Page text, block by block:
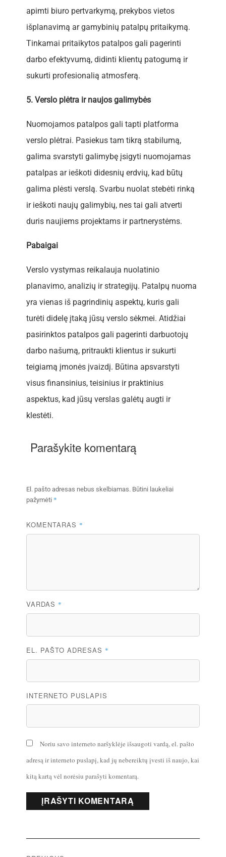
apimti biuro pertvarkymą, prekybos vietos
išplanavimą ar gamybinių patalpų pritaikymą.
Tinkamai pritaikytos patalpos gali pagerinti
darbo efektyvumą, didinti klientų patogumą ir
sukurti profesionalią atmosferą.
5. Verslo plėtra ir naujos galimybės
Nuomojamos patalpos gali tapti platforma
verslo plėtrai. Pasiekus tam tikrą stabilumą,
galima svarstyti galimybę įsigyti nuomojamas
patalpas ar ieškoti didesnių erdvių, kad būtų
galima plėsti verslą. Svarbu nuolat stebėti rinką
ir ieškoti naujų galimybių, nes tai gali atverti
duris naujiems projektams ir partnerystėms.
Pabaigai
Verslo vystymas reikalauja nuolatinio
planavimo, analizių ir strategijų. Patalpų nuoma
yra vienas iš pagrindinių aspektų, kuris gali
turėti didelę įtaką jūsų verslo sėkmei. Atidžiai
pasirinktos patalpos gali pagerinti darbuotojų
darbo našumą, pritraukti klientus ir sukurti
teigiamą įmonės įvaizdį. Būtina apsvarstyti
visus finansinius, teisinius ir praktinius
aspektus, kad jūsų verslas galėtų augti ir
klestėti.
Parašykite komentarą
El. pašto adresas nebus skelbiamas. Būtini laukeliai
pažymėti *
KOMENTARAS *
VARDAS *
EL. PAŠTO ADRESAS *
INTERNETO PUSLAPIS
Noriu savo interneto naršyklėje išsaugoti vardą, el. pašto
adresą ir interneto puslapį, kad jų nebereiktų įvesti iš naujo, kai
kitą kartą vėl norėsiu parašyti komentarą.